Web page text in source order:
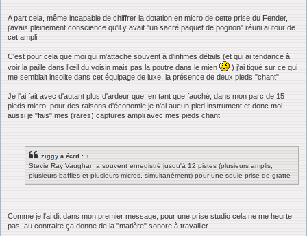
A part cela, même incapable de chiffrer la dotation en micro de cette prise du Fender,
j'avais pleinement conscience qu'il y avait "un sacré paquet de pognon" réuni autour de
cet ampli
C'est pour cela que moi qui m'attache souvent à d'infimes détails (et qui ai tendance à
voir la paille dans l’œil du voisin mais pas la poutre dans le mien
) j'ai tiqué sur ce qui
me semblait insolite dans cet équipage de luxe, la présence de deux pieds "chant"
Je l'ai fait avec d'autant plus d'ardeur que, en tant que fauché, dans mon parc de 15
pieds micro, pour des raisons d'économie je n'ai aucun pied instrument et donc moi
aussi je "fais" mes (rares) captures ampli avec mes pieds chant !
ziggy a écrit : ↑
Stevie Ray Vaughan a souvent enregistré jusqu'à 12 pistes (plusieurs amplis,
plusieurs baffles et plusieurs micros, simultanément) pour une seule prise de gratte
Comme je l'ai dit dans mon premier message, pour une prise studio cela ne me heurte
pas, au contraire ça donne de la "matière" sonore à travailler